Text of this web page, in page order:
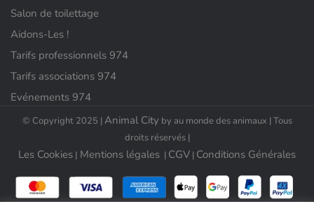
Salon de toilettage
Aidons-Les !
Tarifs professionnels 974
Tarifs associations 974
Evénements 974
© Copyright 2025 | Animal City by au monde des animaux | Tous
droits réservés |
Les Cookies | Mentions légales | CGV | Conditions Générales